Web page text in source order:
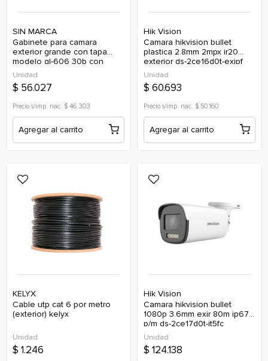
SIN MARCA
gabinete para camara
exterior grande con tapa
modelo gl-606 30b con
soporte
Unidad
$ 56.027
Precio s/imp. nac. $ 46.303
Agregar al carrito
Hik Vision
camara hikvision bullet
plastica 2.8mm 2mpx ir20
exterior ds-2ce16d0t-exipf
(analogica)
Unidad
$ 60.693
Precio s/imp. nac. $ 50.160
Agregar al carrito
KELYX
cable utp cat 6 por metro
(exterior) kelyx
Unidad
$ 1.246
Hik Vision
camara hikvision bullet
1080p 3.6mm exir 80m ip67
p/m ds-2ce17d0t-it5fc
Unidad
$ 124.138